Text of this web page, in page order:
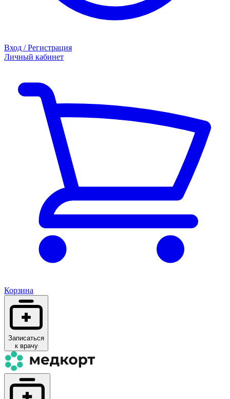
Вход / Регистрация
Личный кабинет
Корзина
Записаться
к врачу